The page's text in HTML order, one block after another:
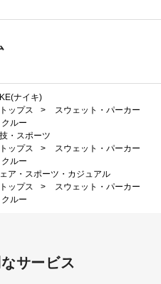
ナイキ)
トップス >
スウェット・パーカー
ルー
・スポーツ
トップス >
スウェット・パーカー
ルー
ア・スポーツ・カジュアル
トップス >
スウェット・パーカー
ルー
サービス